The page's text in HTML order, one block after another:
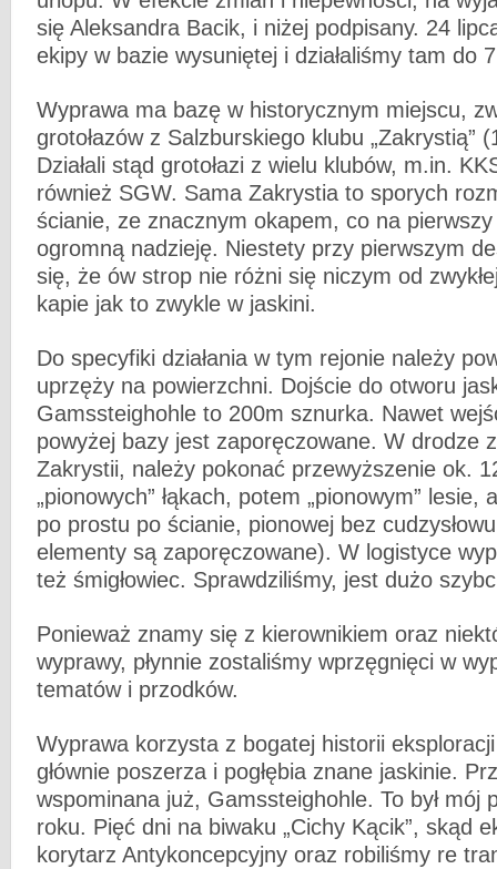
się Aleksandra Bacik, i niżej podpisany. 24
ekipy w bazie wysuniętej i działaliśmy tam do
Wyprawa ma bazę w historycznym miejscu,
grotołazów z Salzburskiego klubu „Zakrystią”
Działali stąd grotołazi z wielu klubów, m.in.
również SGW. Sama Zakrystia to sporych
ścianie, ze znacznym okapem, co na
ogromną nadzieję. Niestety przy pierwszym
się, że ów strop nie różni się niczym od
kapie jak to zwykle w jaskini.
Do specyfiki działania w tym rejonie należy
uprzęży na powierzchni. Dojście do otworu
Gamssteighohle to 200m sznurka. Nawet
powyżej bazy jest zaporęczowane. W drodze
Zakrystii, należy pokonać przewyższenie ok.
„pionowych” łąkach, potem „pionowym” lesie,
po prostu po ścianie, pionowej bez
elementy są zaporęczowane). W logistyce
też śmigłowiec. Sprawdziliśmy, jest dużo
Ponieważ znamy się z kierownikiem oraz
wyprawy, płynnie zostaliśmy wprzęgnięci w
tematów i przodków.
Wyprawa korzysta z bogatej historii
głównie poszerza i pogłębia znane jaskinie.
wspominana już, Gamssteighohle. To był mój
roku. Pięć dni na biwaku „Cichy Kącik”, skąd
korytarz Antykoncepcyjny oraz robiliśmy re